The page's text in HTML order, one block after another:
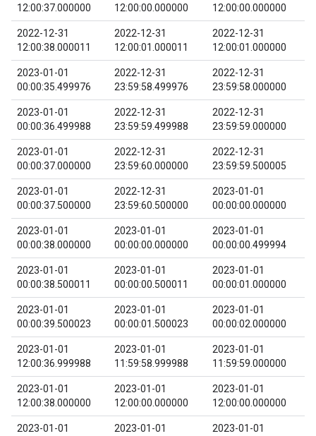
12:00:37.000000 12:00:00.000000 12:00:00.000000
2022-12-31
12:00:38.000011
2022-12-31
12:00:01.000011
2022-12-31
12:00:01.000000
2023-01-01
00:00:35.499976
2022-12-31
23:59:58.499976
2022-12-31
23:59:58.000000
2023-01-01
00:00:36.499988
2022-12-31
23:59:59.499988
2022-12-31
23:59:59.000000
2023-01-01
00:00:37.000000
2022-12-31
23:59:60.000000
2022-12-31
23:59:59.500005
2023-01-01
00:00:37.500000
2022-12-31
23:59:60.500000
2023-01-01
00:00:00.000000
2023-01-01
00:00:38.000000
2023-01-01
00:00:00.000000
2023-01-01
00:00:00.499994
2023-01-01
00:00:38.500011
2023-01-01
00:00:00.500011
2023-01-01
00:00:01.000000
2023-01-01
00:00:39.500023
2023-01-01
00:00:01.500023
2023-01-01
00:00:02.000000
2023-01-01
12:00:36.999988
2023-01-01
11:59:58.999988
2023-01-01
11:59:59.000000
2023-01-01
12:00:38.000000
2023-01-01
12:00:00.000000
2023-01-01
12:00:00.000000
2023-01-01
2023-01-01
2023-01-01